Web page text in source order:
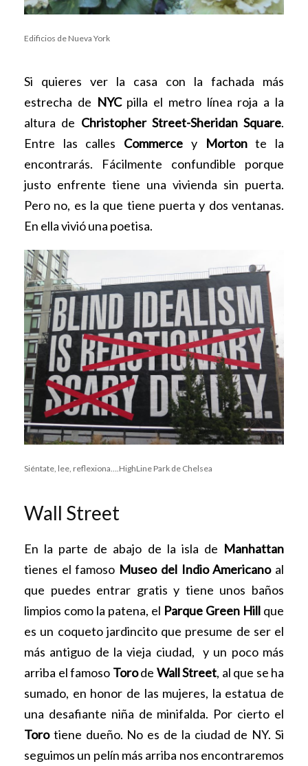
Edificios de Nueva York
Si quieres ver la casa con la fachada más
estrecha de NYCpilla el metro línea roja a la
altura de Christopher Street-Sheridan Square.
Entre las calles Commerce y Mortonte la
encontrarás. Fácilmente confundible porque
justo enfrente tiene una vivienda sin puerta.
Pero no, es la que tiene puerta y dos ventanas.
En ella vivió una poetisa.
Siéntate, lee, reflexiona….HighLine Park de Chelsea
Wall Street
En la parte de abajo de la isla de Manhattan
tienes el famoso Museo del Indio Americanoal
que puedes entrar gratis y tiene unos baños
limpios como la patena, el Parque Green Hill que
es un coqueto jardincito que presume de ser el
más antiguo de la vieja ciudad, y un poco más
arriba el famoso Torode Wall Street, al que se ha
sumado, en honor de las mujeres, la estatua de
una desafiante niña de minifalda. Por cierto el
Torotiene dueño. No es de la ciudad de NY. Si
seguimos un pelín más arriba nos encontraremos